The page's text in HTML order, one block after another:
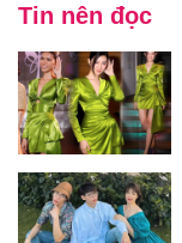
Tin nên đọc